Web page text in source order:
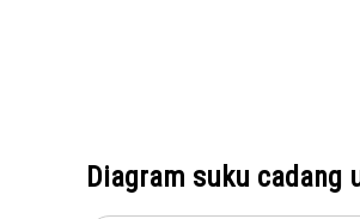
Diagram suku cadang